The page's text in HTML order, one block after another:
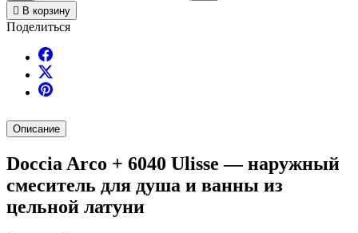
 В корзину
Поделиться
Описание
Doccia Arco + 6040 Ulisse — наружный
смеситель для душа и ванны из
цельной латуни